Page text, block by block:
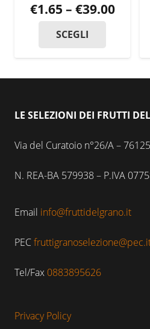
€1.65 – €39.00
SCEGLI
LE SELEZIONI DEI FRUTTI
Via del Curatoio n°26/A –
N. REA-BA 579938 – P.IVA
Email info@fruttidelgrano.it
PEC
Tel/Fax 0883895626
Privacy Policy